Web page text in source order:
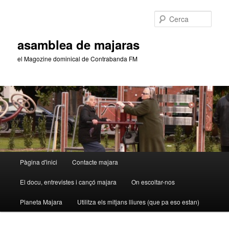
asamblea de majaras
el Magozine dominical de Contrabanda FM
principal
Pàgina d'inici Contacte majara
El docu, entrevistes i cançó majara On escoltar-nos
Planeta Majara Utilitza els mitjans lliures (que pa eso estan)